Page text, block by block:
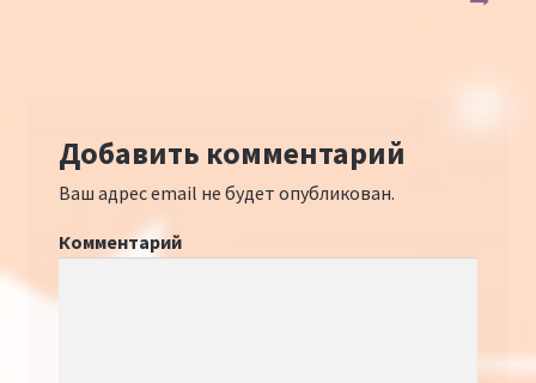
Добавить комментарий
Ваш адрес email не будет опубликован.
Комментарий